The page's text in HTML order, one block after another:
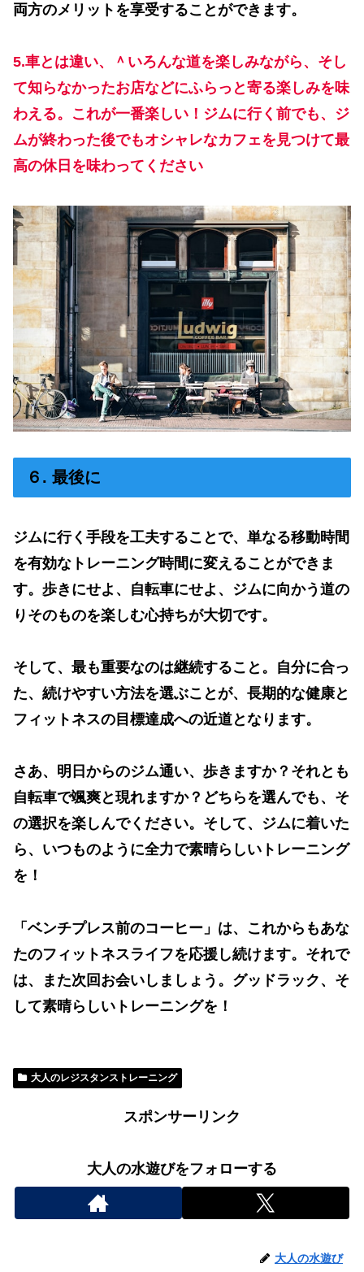
両方のメリットを享受することができます。
5.車とは違い、＾いろんな道を楽しみながら、そし
て知らなかったお店などにふらっと寄る楽しみを味
わえる。これが一番楽しい！ジムに行く前でも、ジ
ムが終わった後でもオシャレなカフェを見つけて最
高の休日を味わってください
６. 最後に
ジムに行く手段を工夫することで、単なる移動時間
を有効なトレーニング時間に変えることができま
す。歩きにせよ、自転車にせよ、ジムに向かう道の
りそのものを楽しむ心持ちが大切です。
そして、最も重要なのは継続すること。自分に合っ
た、続けやすい方法を選ぶことが、長期的な健康と
フィットネスの目標達成への近道となります。
さあ、明日からのジム通い、歩きますか？それとも
自転車で颯爽と現れますか？どちらを選んでも、そ
の選択を楽しんでください。そして、ジムに着いた
ら、いつものように全力で素晴らしいトレーニング
を！
「ベンチプレス前のコーヒー」は、これからもあな
たのフィットネスライフを応援し続けます。それで
は、また次回お会いしましょう。グッドラック、そ
して素晴らしいトレーニングを！
大人のレジスタンストレーニング
スポンサーリンク
大人の水遊びをフォローする
大人の水遊び